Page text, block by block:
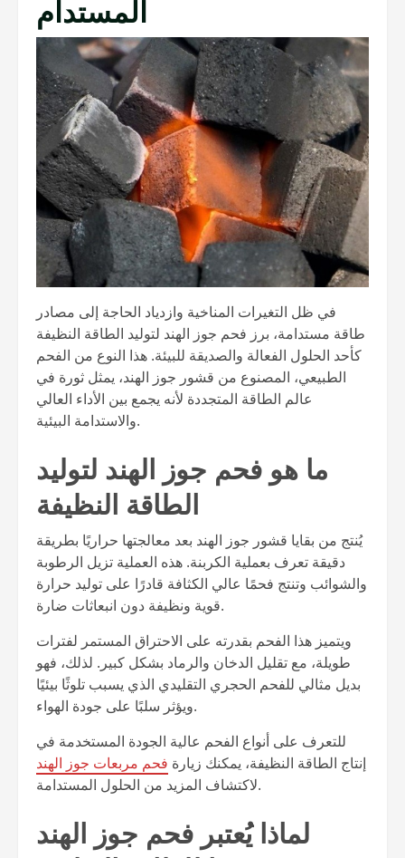
المستدام
في ظل التغيرات المناخية وازدياد الحاجة إلى مصادر
طاقة مستدامة، برز فحم جوز الهند لتوليد الطاقة النظيفة
كأحد الحلول الفعالة والصديقة للبيئة. هذا النوع من الفحم
الطبيعي، المصنوع من قشور جوز الهند، يمثل ثورة في
عالم الطاقة المتجددة لأنه يجمع بين الأداء العالي
والاستدامة البيئية.
ما هو فحم جوز الهند لتوليد
الطاقة النظيفة
يُنتج من بقايا قشور جوز الهند بعد معالجتها حراريًا بطريقة
دقيقة تعرف بعملية الكربنة. هذه العملية تزيل الرطوبة
والشوائب وتنتج فحمًا عالي الكثافة قادرًا على توليد حرارة
قوية ونظيفة دون انبعاثات ضارة.
ويتميز هذا الفحم بقدرته على الاحتراق المستمر لفترات
طويلة، مع تقليل الدخان والرماد بشكل كبير. لذلك، فهو
بديل مثالي للفحم الحجري التقليدي الذي يسبب تلوثًا بيئيًا
ويؤثر سلبًا على جودة الهواء.
للتعرف على أنواع الفحم عالية الجودة المستخدمة في
إنتاج الطاقة النظيفة، يمكنك زيارة فحم مربعات جوز الهند
لاكتشاف المزيد من الحلول المستدامة.
لماذا يُعتبر فحم جوز الهند